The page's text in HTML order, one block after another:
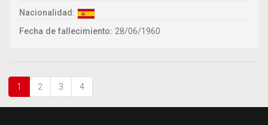
Nacionalidad:
Fecha de fallecimiento: 28/06/1960
1 2 3 4